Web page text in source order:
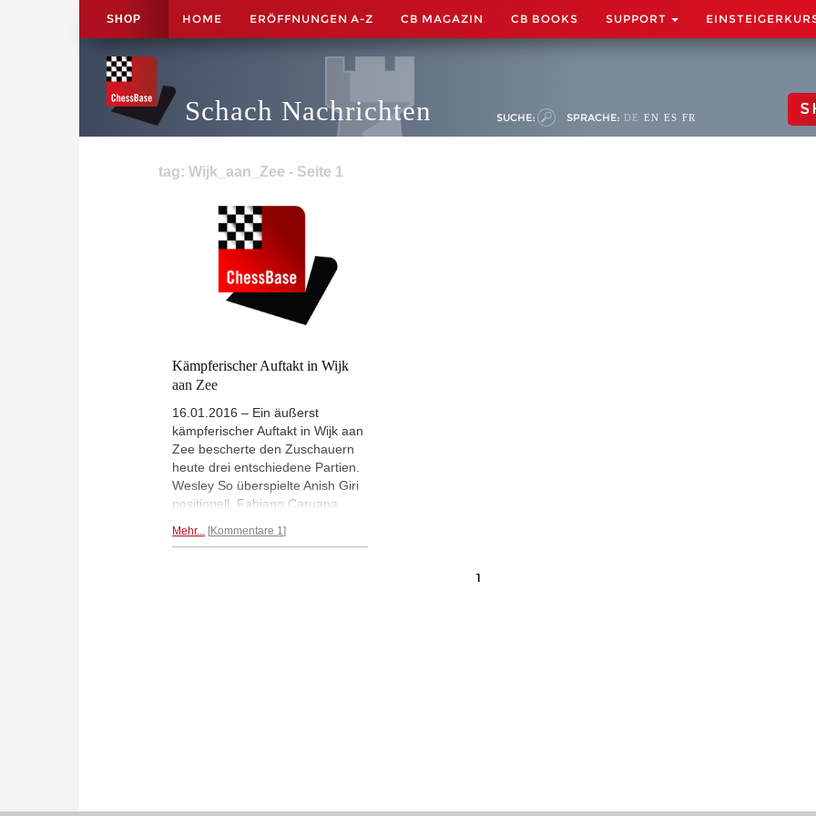
SHOP HOME ERÖFFNUNGEN A-Z CB MAGAZIN CB BOOKS SUPPORT
Schach Nachrichten SUCHE: SPRACHE: DE EN ES FR
tag: Wijk_aan_Zee - Seite 1
Kämpferischer Auftakt in Wijk
aan Zee
16.01.2016 – Ein äußerst
kämpferischer Auftakt in Wijk aan
Zee bescherte den Zuschauern
heute drei entschiedene Partien.
Wesley So überspielte Anish Giri
positionell, Fabiano Caruana
Ding zeigte überzeugende
Mehr... Kommentare 1
1